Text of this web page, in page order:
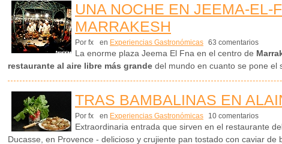
UNA NOCHE EN JEEMA-EL-
MARRAKESH
Por fx en Experiencias Gastronómicas 63 comentarios
La enorme plaza Jeema El Fna en el centro de
restaurante al aire libre más grande del mundo en cuanto se pone el
TRAS BAMBALINAS EN
Por fx en Experiencias Gastronómicas 10 comentarios
Extraordinaria entrada que sirven en el restaurante
Ducasse, en Provence - delicioso y crujiente pan tostado con caviar de